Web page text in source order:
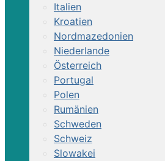
Italien
Kroatien
Nordmazedonien
Niederlande
Österreich
Portugal
Polen
Rumänien
Schweden
Schweiz
Slowakei